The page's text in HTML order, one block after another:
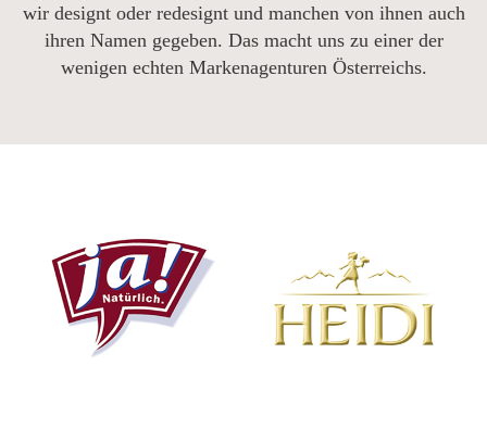
wir designt oder redesignt und manchen von ihnen auch
ihren Namen gegeben. Das macht uns zu einer der
wenigen echten Markenagenturen Österreichs.